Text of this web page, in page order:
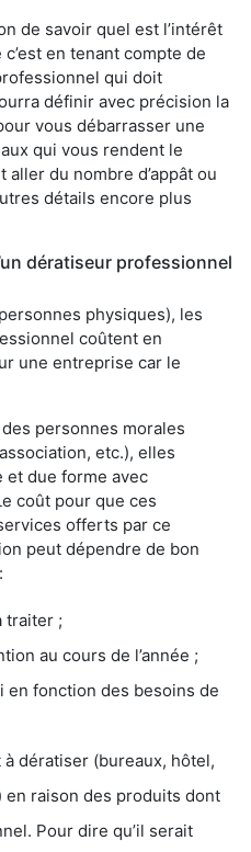
de savoir quel est l’intérêt
en tenant compte de
qui doit
définir avec précision la
vous débarrasser une
qui vous rendent le
du nombre d’appât ou
détails encore plus
dératiseur professionnel
physiques), les
coûtent en
une entreprise car le
personnes morales
etc.), elles
et due forme avec
coût pour que ces
offerts par ce
peut dépendre de bon
traiter ;
au cours de l’année ;
en fonction des besoins de
à dératiser (bureaux, hôtel,
en raison des produits dont
Pour dire qu’il serait